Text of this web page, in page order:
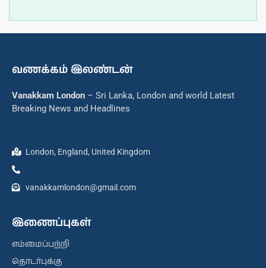
வணக்கம் இலண்டன்
Vanakkam London – Sri Lanka, London and world Latest
Breaking News and Headlines
London, England, United Kingdom
vanakkamlondon@gmail.com
இணைப்புகள்
எம்மைப்பற்றி
தொடர்புக்கு